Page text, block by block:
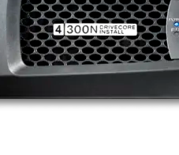
保証
製品登録